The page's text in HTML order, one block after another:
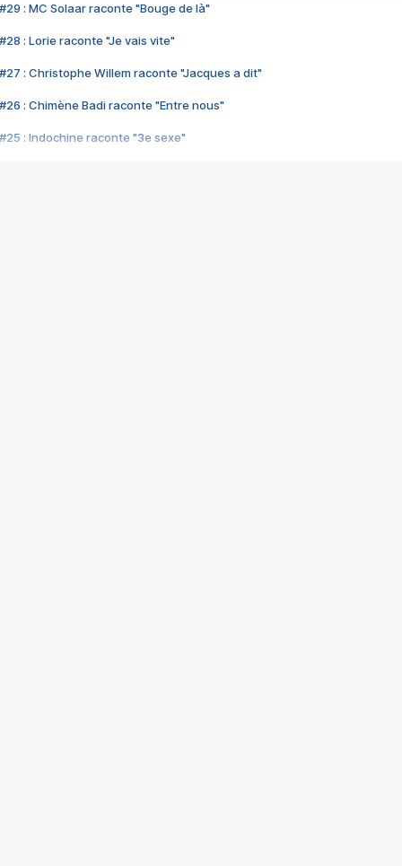
#29 : MC Solaar raconte "Bouge de là"
#28 : Lorie raconte "Je vais vite"
#27 : Christophe Willem raconte "Jacques a dit"
#26 : Chimène Badi raconte "Entre nous"
#25 : Indochine raconte "3e sexe"